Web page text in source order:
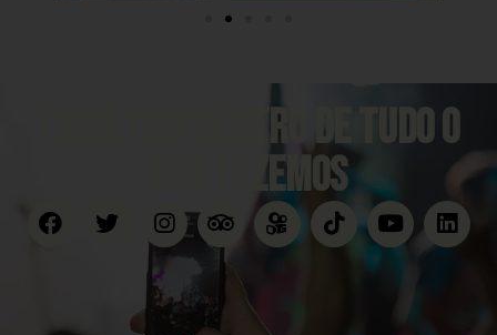
FIQUE POR DENTRO DE TUDO O
QUE FAZEMOS